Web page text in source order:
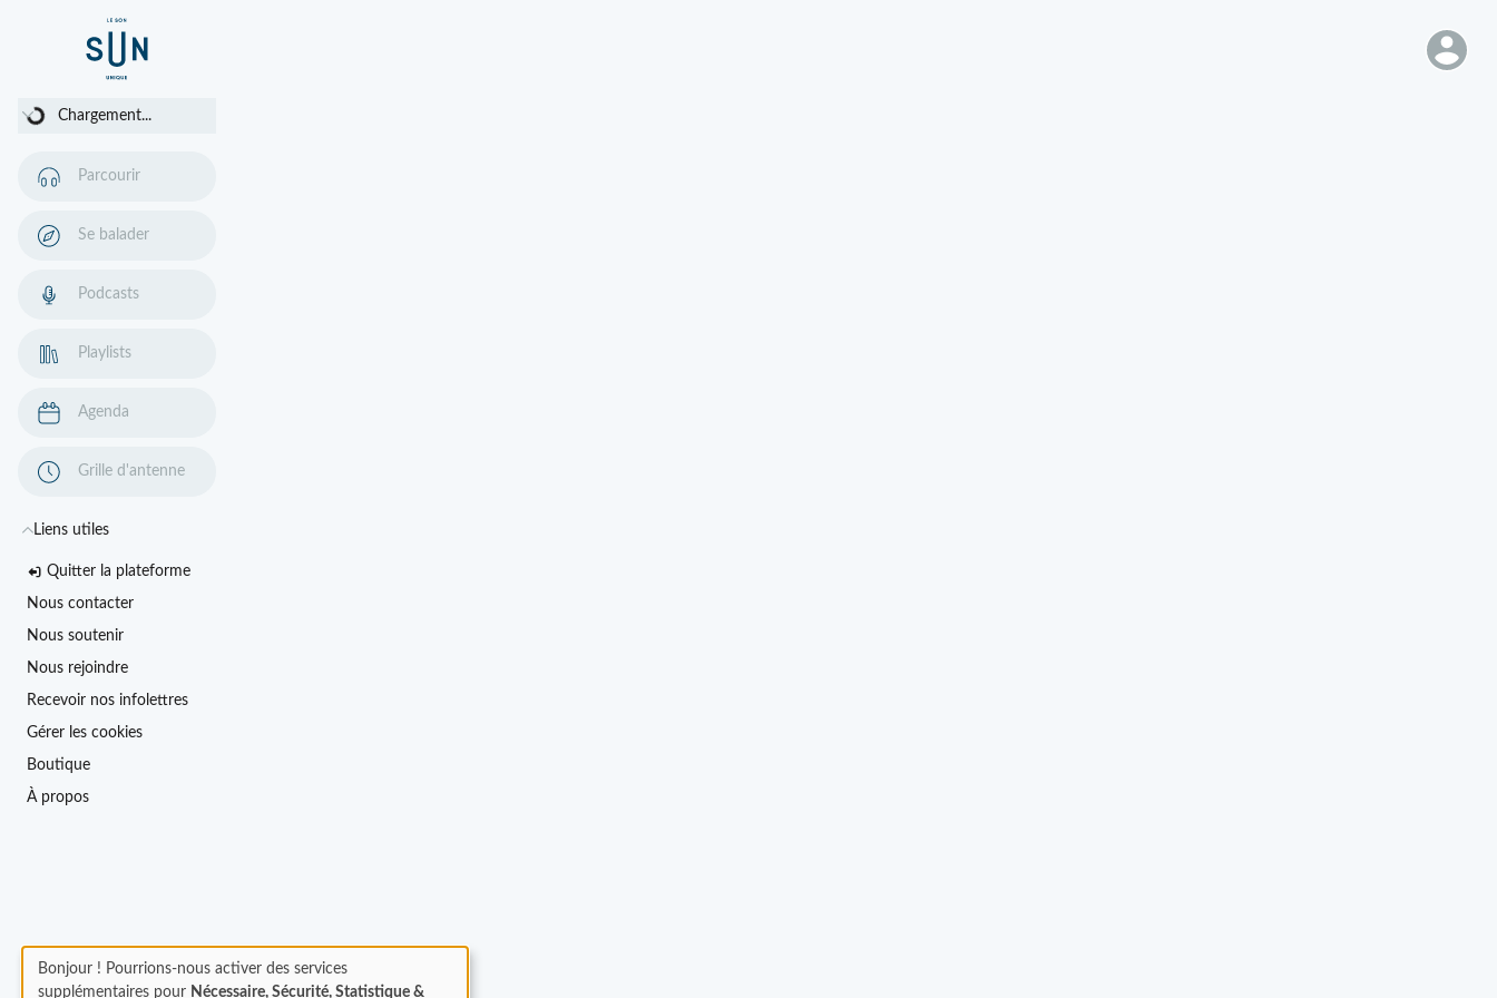
Chargement...
Chargement...
Parcourir
Se balader
Podcasts
Playlists
Agenda
Grille d'antenne
Liens utiles
Quitter la plateforme
Nous contacter
Nous soutenir
Nous rejoindre
Recevoir nos infolettres
Gérer les cookies
Boutique
À propos
Bonjour ! Pourrions-nous activer des services
supplémentaires pour Nécessaire, Sécurité, Statistique &